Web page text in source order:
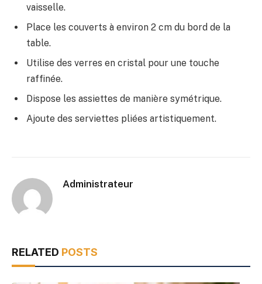
vaisselle.
Place les couverts à environ 2 cm du bord de la
table.
Utilise des verres en cristal pour une touche
raffinée.
Dispose les assiettes de manière symétrique.
Ajoute des serviettes pliées artistiquement.
Administrateur
RELATED POSTS